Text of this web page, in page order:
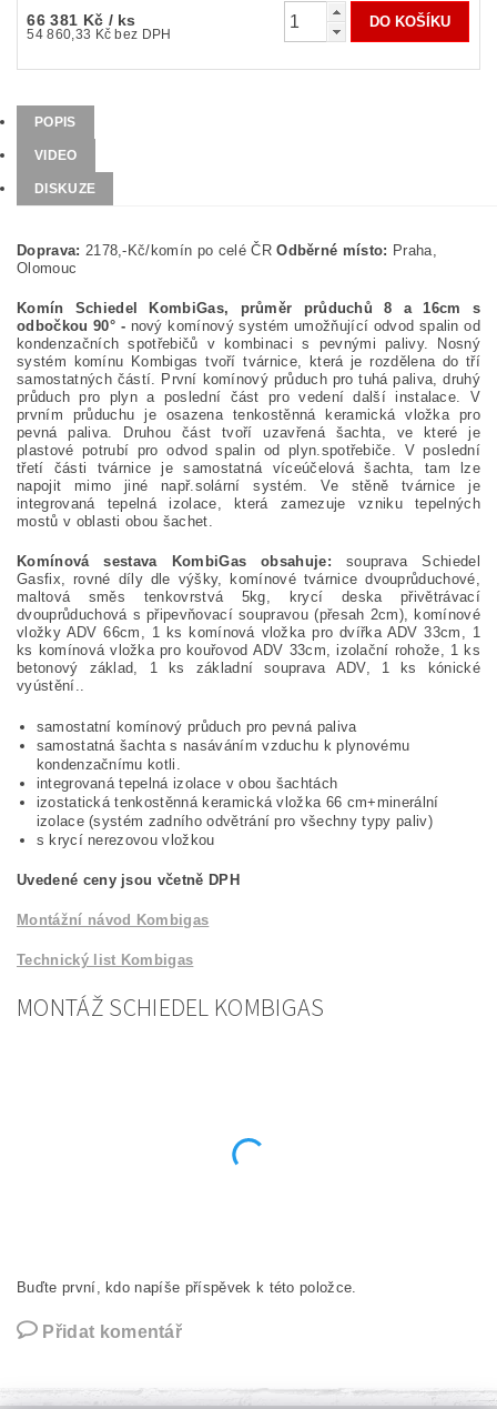
66 381 Kč / ks
54 860,33 Kč bez DPH
POPIS
VIDEO
DISKUZE
Doprava: 2178,-Kč/komín po celé ČROdběrné místo: Praha,
Olomouc
Komín Schiedel KombiGas, průměr průduchů 8 a 16cm s
odbočkou 90° -nový komínový systém umožňující odvod spalin od
kondenzačních spotřebičů v kombinaci s pevnými palivy. Nosný
systém komínu Kombigas tvoří tvárnice, která je rozdělena do tří
samostatných částí. První komínový průduch pro tuhá paliva, druhý
průduch pro plyn a poslední část pro vedení další instalace. V
prvním průduchu je osazena tenkostěnná keramická vložka pro
pevná paliva. Druhou část tvoří uzavřená šachta, ve které je
plastové potrubí pro odvod spalin od plyn.spotřebiče. V poslední
třetí části tvárnice je samostatná víceúčelová šachta, tam lze
napojit mimo jiné např.solární systém. Ve stěně tvárnice je
integrovaná tepelná izolace, která zamezuje vzniku tepelných
mostů v oblasti obou šachet.
Komínová sestava KombiGas obsahuje: souprava Schiedel
Gasfix, rovné díly dle výšky, komínové tvárnice dvouprůduchové,
maltová směs tenkovrstvá 5kg, krycí deska přivětrávací
dvouprůduchová s připevňovací soupravou (přesah 2cm), komínové
vložky ADV 66cm, 1 ks komínová vložka pro dvířka ADV 33cm, 1
ks komínová vložka pro kouřovod ADV 33cm, izolační rohože, 1 ks
betonový základ, 1 ks základní souprava ADV, 1 ks kónické
vyústění..
samostatní komínový průduch pro pevná paliva
samostatná šachta s nasáváním vzduchu k plynovému
kondenzačnímu kotli.
integrovaná tepelná izolace v obou šachtách
izostatická tenkostěnná keramická vložka 66 cm+minerální
izolace (systém zadního odvětrání pro všechny typy paliv)
s krycí nerezovou vložkou
Uvedené ceny jsou včetně DPH
Montážní návod Kombigas
Technický list Kombigas
MONTÁŽ SCHIEDEL KOMBIGAS
Buďte první, kdo napíše příspěvek k této položce.
Přidat komentář